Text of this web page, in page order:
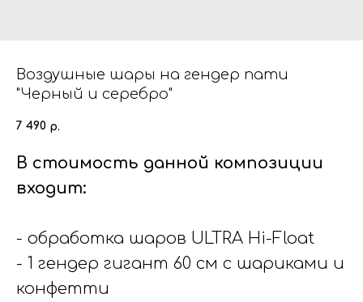
Воздушные шары на гендер пати
"Черный и серебро"
7 490 р.
В стоимость данной композиции
входит:
- обработка шаров ULTRA Hi-Float
- 1 гендер гигант 60 см с шариками и
конфетти